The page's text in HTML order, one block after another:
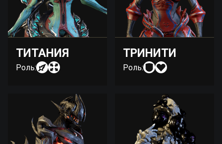
ТИТАНИЯ
Роль:
ТРИНИТИ
Роль: